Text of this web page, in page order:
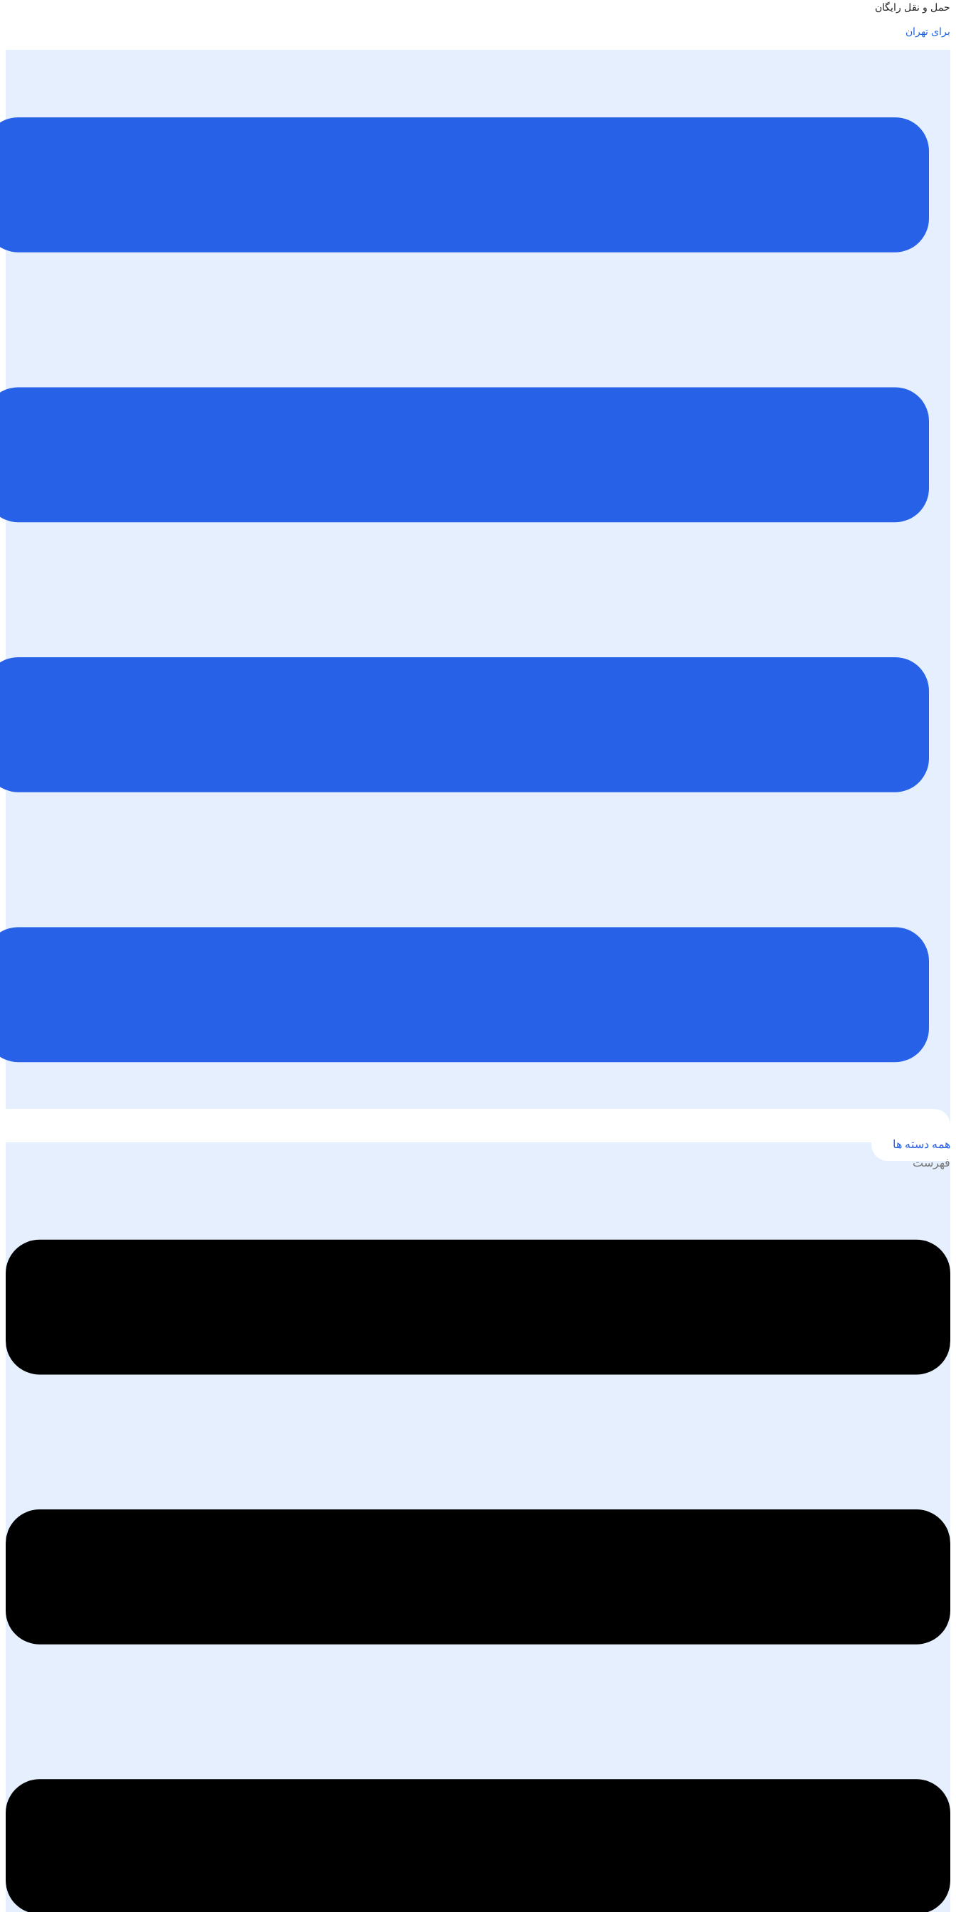
حمل و نقل رایگان
برای تهران
همه دسته ها
فهرست